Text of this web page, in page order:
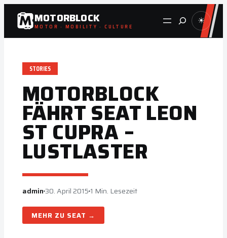
Zum
Inhalt
springen
MOTORBLOCK
MOTOR · MOBILITY · CULTURE Suche ☀
STORIES
MOTORBLOCK
FÄHRT SEAT LEON
ST CUPRA –
LUSTLASTER
admin30. April 2015 1 Min. Lesezeit
SEAT